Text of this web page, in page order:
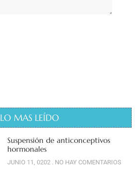
LO MAS LEÍDO
Suspensión de anticonceptivos
hormonales
JUNIO 11, 0202 NO HAY COMENTARIOS